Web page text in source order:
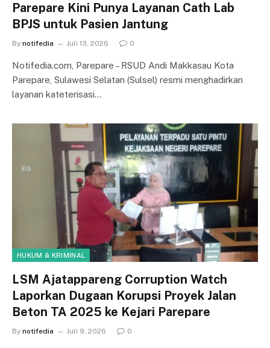
Parepare Kini Punya Layanan Cath Lab
BPJS untuk Pasien Jantung
By notifedia Juli 13, 2026 0
Notifedia.com, Parepare – RSUD Andi Makkasau Kota
Parepare, Sulawesi Selatan (Sulsel) resmi menghadirkan
layanan kateterisasi…
HUKUM & KRIMINAL
LSM Ajatappareng Corruption Watch
Laporkan Dugaan Korupsi Proyek Jalan
Beton TA 2025 ke Kejari Parepare
By notifedia Juli 9, 2026 0